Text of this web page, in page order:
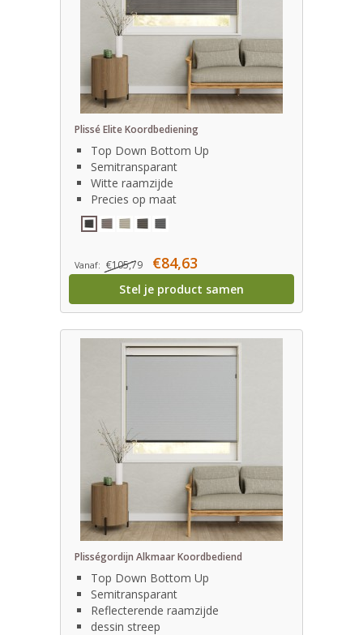
Plissé Elite Koordbediening
Top Down Bottom Up
Semitransparant
Witte raamzijde
Precies op maat
Vanaf: €105,79 €84,63
Stel je product samen
Plisségordijn Alkmaar Koordbediend
Top Down Bottom Up
Semitransparant
Reflecterende raamzijde
dessin streep